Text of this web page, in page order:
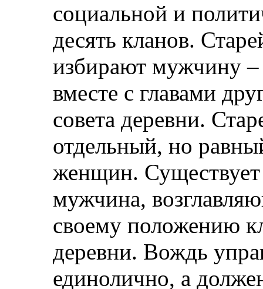
социальной и
десять кланов.
избирают мужчину –
вместе с главами
совета деревни.
отдельный, но
женщин. Существует
мужчина,
своему положению
деревни. Вождь
единолично, а